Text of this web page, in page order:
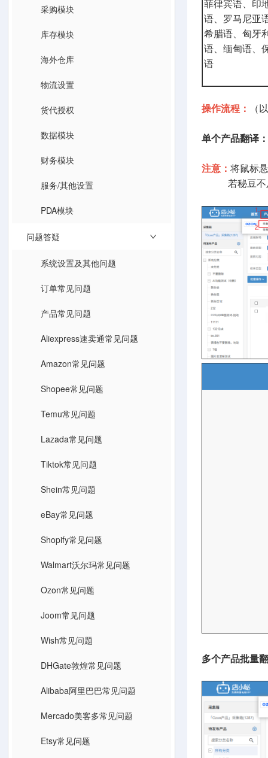
采购模块
库存模块
海外仓库
物流设置
货代授权
数据模块
财务模块
服务/其他设置
PDA模块
问题答疑
系统设置及其他问题
订单常见问题
产品常见问题
Aliexpress速卖通常见问题
Amazon常见问题
Shopee常见问题
Temu常见问题
Lazada常见问题
Tiktok常见问题
Shein常见问题
eBay常见问题
Shopify常见问题
Walmart沃尔玛常见问题
Ozon常见问题
Joom常见问题
Wish常见问题
DHGate敦煌常见问题
Alibaba阿里巴巴常见问题
Mercado美客多常见问题
Etsy常见问题
菲律宾语、印
语、罗马尼亚
希腊语、匈牙
语、缅甸语、
语
操作流程： （
单个产品翻译：
注意： 将鼠标
若秘豆不
多个产品批量